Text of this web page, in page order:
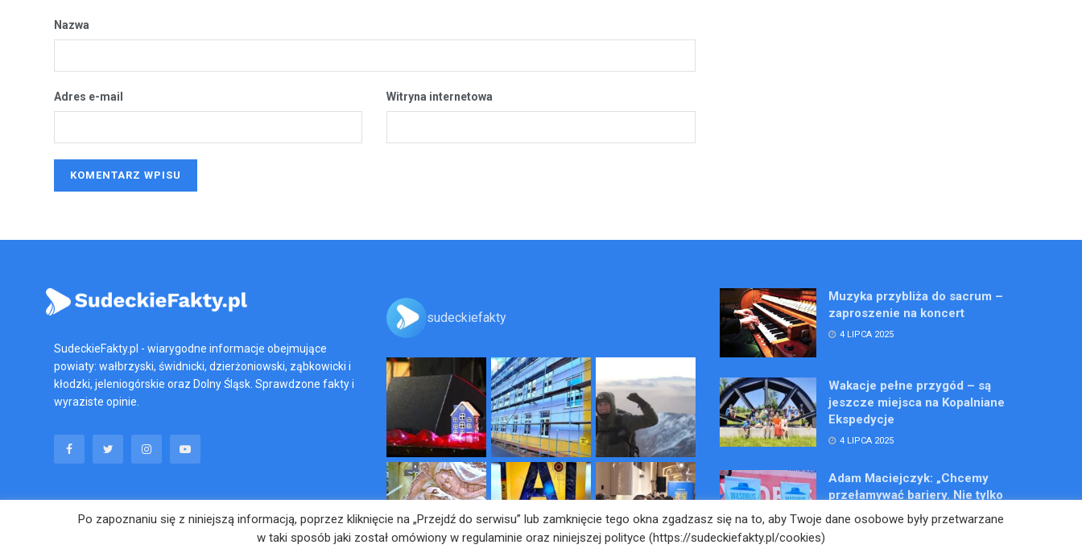
Nazwa
Adres e-mail Witryna internetowa
SudeckieFakty.pl - wiarygodne informacje obejmujące
powiaty: wałbrzyski, świdnicki, dzierżoniowski, ząbkowicki i
kłodzki, jeleniogórskie oraz Dolny Śląsk. Sprawdzone fakty i
wyraziste opinie.
sudeckiefakty
Muzyka przybliża do sacrum –
zaproszenie na koncert
4 LIPCA 2025
Wakacje pełne przygód – są
jeszcze miejsca na Kopalniane
Ekspedycje
4 LIPCA 2025
Adam Maciejczyk: „Chcemy
przełamywać bariery. Nie tylko
bólu…”
Po zapoznaniu się z niniejszą informacją, poprzez kliknięcie na „Przejdź do serwisu” lub zamknięcie tego okna zgadzasz się na to, aby Twoje dane osobowe były przetwarzane
w taki sposób jaki został omówiony w regulaminie oraz niniejszej polityce (https://sudeckiefakty.pl/cookies)